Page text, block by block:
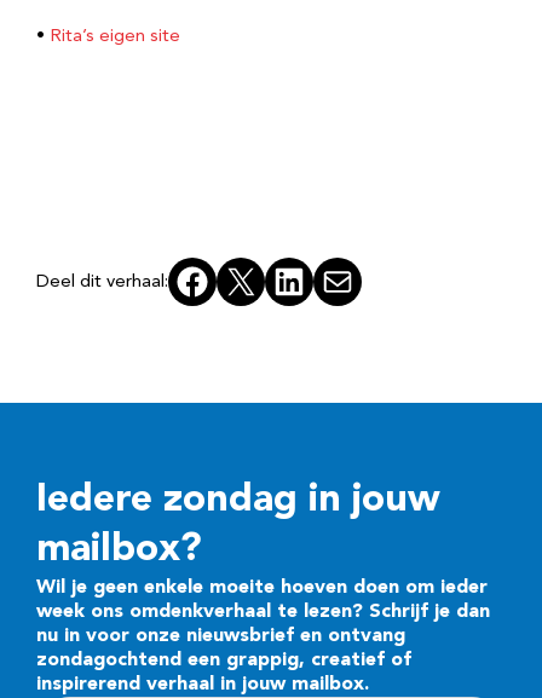
• Rita’s eigen site
Deel dit verhaal: Facebook
X LinkedInE-mail
Iedere zondag in jouw
mailbox?
Wil je geen enkele moeite hoeven doen om ieder
week ons omdenkverhaal te lezen? Schrijf je dan
nu in voor onze nieuwsbrief en ontvang
zondagochtend een grappig, creatief of
inspirerend verhaal in jouw mailbox.